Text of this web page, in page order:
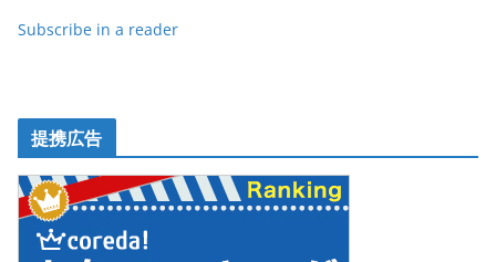
Subscribe in a reader
提携広告